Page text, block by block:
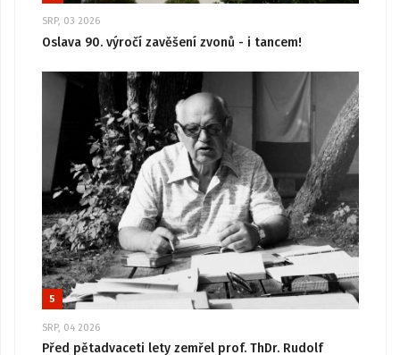
SRP, 03 2026
Oslava 90. výročí zavěšení zvonů - i tancem!
5
SRP, 04 2026
Před pětadvaceti lety zemřel prof. ThDr. Rudolf